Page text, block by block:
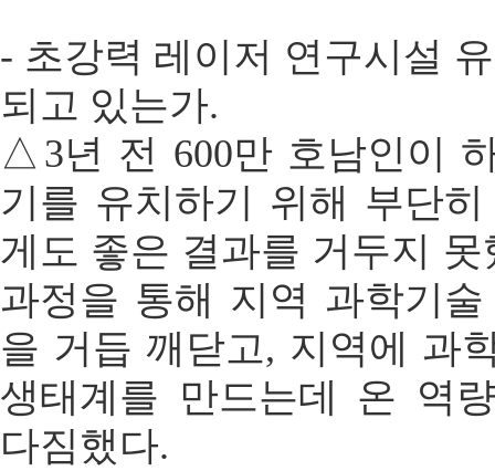
- 초강력 레이저 연구시설
되고 있는가.
△3년 전 600만 호남인이
기를 유치하기 위해 부단
게도 좋은 결과를 거두지
과정을 통해 지역 과학기
을 거듭 깨닫고, 지역에 과
생태계를 만드는데 온 역
다짐했다.